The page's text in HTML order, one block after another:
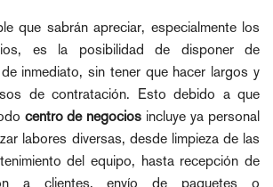
que sabrán apreciar, especialmente los
es la posibilidad de disponer de
inmediato, sin tener que hacer largos y
de contratación. Esto debido a que
centro de negocios incluye ya personal
labores diversas, desde limpieza de las
del equipo, hasta recepción de
a clientes, envío de paquetes o